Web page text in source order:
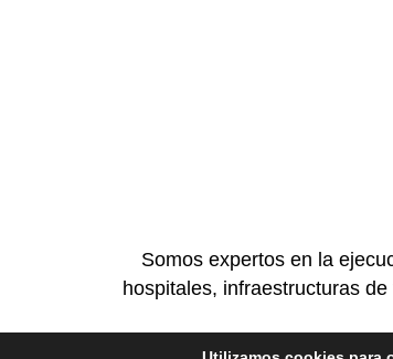
Somos expertos en la
hospitales, infraestructuras